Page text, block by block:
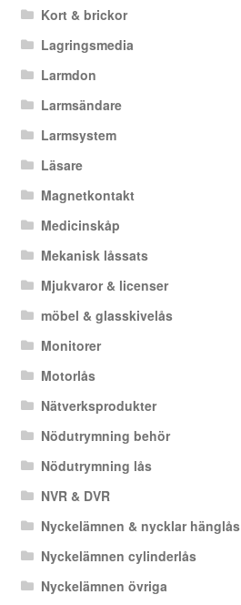
Kort & brickor
Lagringsmedia
Larmdon
Larmsändare
Larmsystem
Läsare
Magnetkontakt
Medicinskåp
Mekanisk låssats
Mjukvaror & licenser
möbel & glasskivelås
Monitorer
Motorlås
Nätverksprodukter
Nödutrymning behör
Nödutrymning lås
NVR & DVR
Nyckelämnen & nycklar hänglås
Nyckelämnen cylinderlås
Nyckelämnen övriga